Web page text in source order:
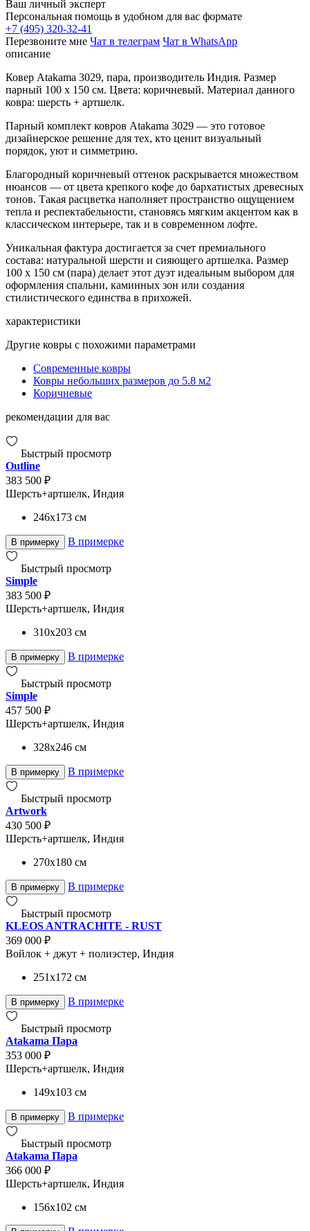
Ваш личный эксперт
Персональная помощь в удобном для вас формате
+7 (495) 320-32-41
Перезвоните мне Чат в телеграм Чат в WhatsApp
описание
Ковер Atakama 3029, пара, производитель Индия. Размер
парный 100 x 150 см. Цвета: коричневый. Материал данного
ковра: шерсть + артшелк.
Парный комплект ковров Atakama 3029 — это готовое
дизайнерское решение для тех, кто ценит визуальный
порядок, уют и симметрию.
Благородный коричневый оттенок раскрывается множеством
нюансов — от цвета крепкого кофе до бархатистых древесных
тонов. Такая расцветка наполняет пространство ощущением
тепла и респектабельности, становясь мягким акцентом как в
классическом интерьере, так и в современном лофте.
Уникальная фактура достигается за счет премиального
состава: натуральной шерсти и сияющего артшелка. Размер
100 x 150 см (пара) делает этот дуэт идеальным выбором для
оформления спальни, каминных зон или создания
стилистического единства в прихожей.
характеристики
Другие ковры с похожими параметрами
Современные ковры
Ковры небольших размеров до 5.8 м2
Коричневые
рекомендации для вас
Быстрый просмотр
Outline
383 500 ₽
Шерсть+артшелк, Индия
246x173 см
В примерку В примерке
Быстрый просмотр
Simple
383 500 ₽
Шерсть+артшелк, Индия
310x203 см
В примерку В примерке
Быстрый просмотр
Simple
457 500 ₽
Шерсть+артшелк, Индия
328x246 см
В примерку В примерке
Быстрый просмотр
Artwork
430 500 ₽
Шерсть+артшелк, Индия
270x180 см
В примерку В примерке
Быстрый просмотр
KLEOS ANTRACHITE - RUST
369 000 ₽
Войлок + джут + полиэстер, Индия
251x172 см
В примерку В примерке
Быстрый просмотр
Atakama Пара
353 000 ₽
Шерсть+артшелк, Индия
149x103 см
В примерку В примерке
Быстрый просмотр
Atakama Пара
366 000 ₽
Шерсть+артшелк, Индия
156x102 см